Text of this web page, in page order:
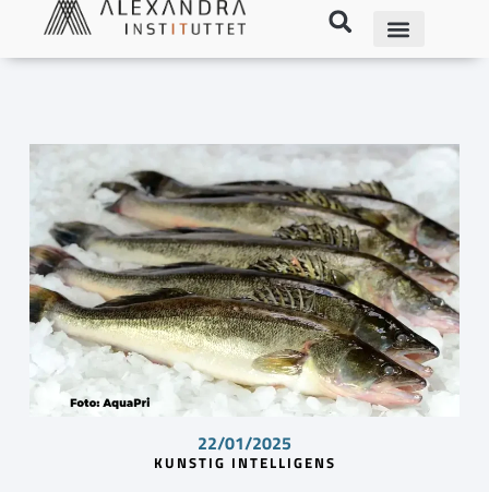
22/01/2025
KUNSTIG INTELLIGENS